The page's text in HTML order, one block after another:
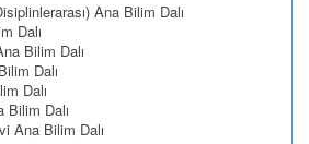
Ana Bilim Dalı
Dalı
Bilim Dalı
Dalı
Dalı
Bilim Dalı
Ana Bilim Dalı